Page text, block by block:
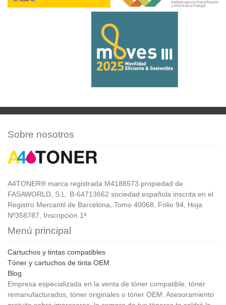
Sobre nosotros
A4TONER® marca registrada M4188573 propiedad de
FASAWORLD, S.L. B-64713662 sociedad española inscrita en el
Registro Mercantil de Barcelona, Tomo 40068, Folio 94, Hoja
Nº358787, Inscripción 1ª
Menú principal
Cartuchos y tintas compatibles
Tóner y cartuchos de tinta OEM
Blog
Empresa especializada en la venta de tóner compatible, tóner
remanufacturados, tóner originales o tóner OEM. Asesoramiento